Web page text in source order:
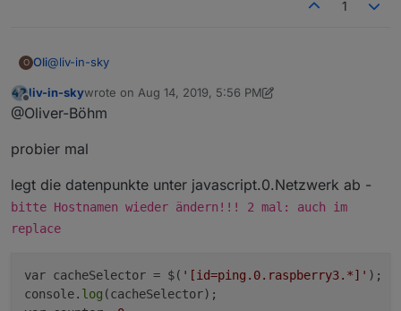
1
O Oli@liv-in-sky
Offline
liv-in-skywrote on Aug 14, 2019, 5:56 PM
last edited by liv-in-sky Aug 14, 2019, 7:57 PM
@Oliver-Böhm
probier mal
legt die datenpunkte unter javascript.0.Netzwerk ab -
bitte Hostnamen wieder ändern!!! 2 mal: auch im
replace
var cacheSelector = $( '[id=ping.0.raspberry3.*]' );
console. log (cacheSelector);